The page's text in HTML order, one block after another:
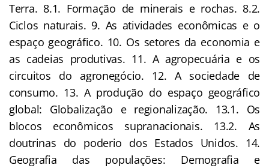
Terra. 8.1. Formação de minerais e rochas. 8.2.
Ciclos naturais. 9. As atividades econômicas e o
espaço geográfico. 10. Os setores da economia e
as cadeias produtivas. 11. A agropecuária e os
circuitos do agronegócio. 12. A sociedade de
consumo. 13. A produção do espaço geográfico
global: Globalização e regionalização. 13.1. Os
blocos econômicos supranacionais. 13.2. As
doutrinas do poderio dos Estados Unidos. 14.
Geografia das populações: Demografia e